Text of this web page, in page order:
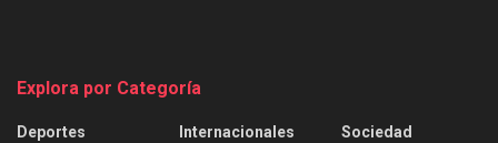
Explora por Categoría
Deportes Internacionales Sociedad